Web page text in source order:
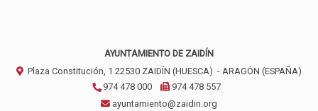
AYUNTAMIENTO DE ZAIDÍN
Plaza Constitución, 1 22530 ZAIDÍN (HUESCA) - ARAGÓN (ESPAÑA)
974 478 000
974 478 557
ayuntamiento@zaidin.org